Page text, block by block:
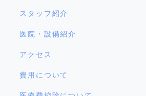
スタッフ紹介
医院・設備紹介
アクセス
費用について